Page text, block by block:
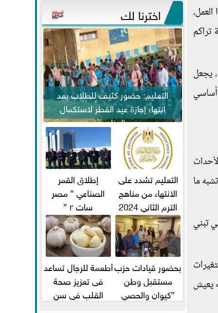
تراكم
يجعل
ما
تبني
يعيش
اخترنا لك
التعليم: حضور كثيف للطلاب بعد
انتهاء إجازة عيد الفطر لاستكمال
المناهج
التعليم تشدد على
الانتهاء من مناهج
الترم الثاني 2024
قبل الامتحانات
إطلاق القمر
الصناعي ” مصر
سات ٢ ”
بحضور قيادات حزب
مستقبل وطن
”كيوان والحصي
أطعمة للرجال تساعد
فى تعزيز صحة
القلب فى سن